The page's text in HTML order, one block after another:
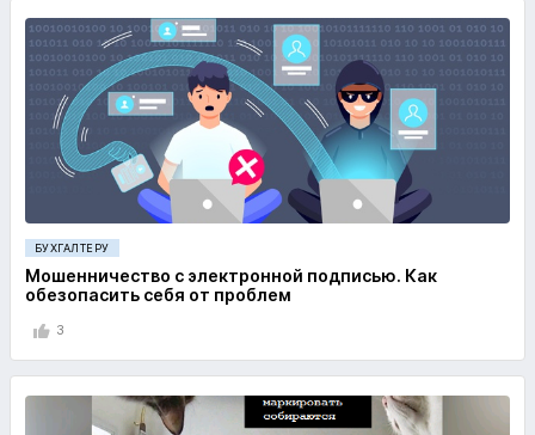
БУХГАЛТЕРУ
Мошенничество с электронной подписью. Как
обезопасить себя от проблем
3